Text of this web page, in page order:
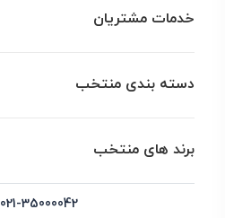
خدمات مشتریان
دسته بندی منتخب
برند های منتخب
021-35000042 |